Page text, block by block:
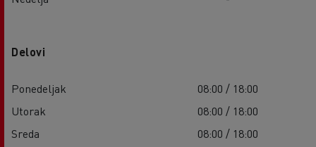
Delovi
Ponedeljak
08:00 / 18:00
Utorak
08:00 / 18:00
Sreda
08:00 / 18:00